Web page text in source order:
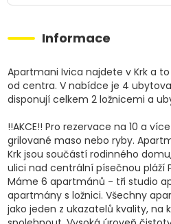
Informace
Apartmani Ivica najdete v Krk a
od centra. V nabídce je 4
disponují celkem 2 ložnicemi a
!!AKCE!! Pro rezervace na 10 a
grilované maso nebo ryby.
Krk jsou součástí rodinného
ulici nad centrální písečnou pláží
Máme 6 apartmánů - tři studio
apartmány s ložnici. Všechny
jako jeden z ukazatelů kvality, na